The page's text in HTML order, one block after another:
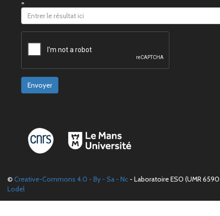
=
Envoyer
© Creative-Commons 4.0 - By - Sa - Nc - Laboratoire ESO (UMR
Lodel